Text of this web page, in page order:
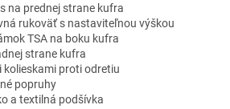
na prednej strane kufra
rukoväť s nastaviteľnou výškou
TSA na boku kufra
strane kufra
kolieskami proti odretiu
popruhy
a textilná podšívka